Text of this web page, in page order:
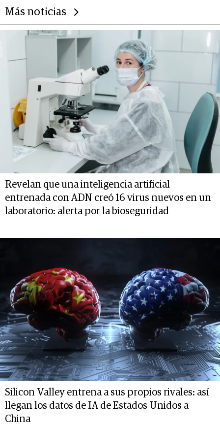
Más noticias
Revelan que una inteligencia artificial
entrenada con ADN creó 16 virus nuevos en un
laboratorio: alerta por la bioseguridad
Silicon Valley entrena a sus propios rivales: así
llegan los datos de IA de Estados Unidos a
China